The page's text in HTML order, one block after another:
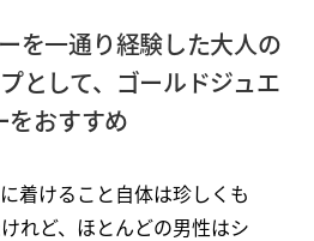
を一通り経験した大人の
として、ゴールドジュエ
をおすすめ
着けること自体は珍しくも
れど、ほとんどの男性はシ